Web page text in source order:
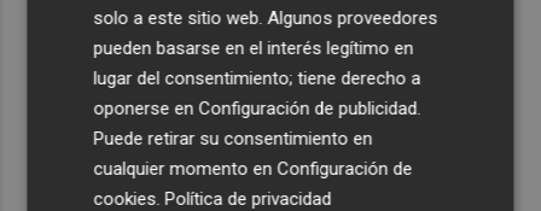
Una gran cadena humana de cariño y reivindicación se
vuelve a abrazar en las playas por el Mar Menor
solo a este sitio web. Algunos proveedores
pueden basarse en el interés legítimo en
lugar del consentimiento; tiene derecho a
oponerse enConfiguración de publicidad
Puede retirar su consentimiento en
cualquier momento enConfiguración de
cookies .Política de privacidad